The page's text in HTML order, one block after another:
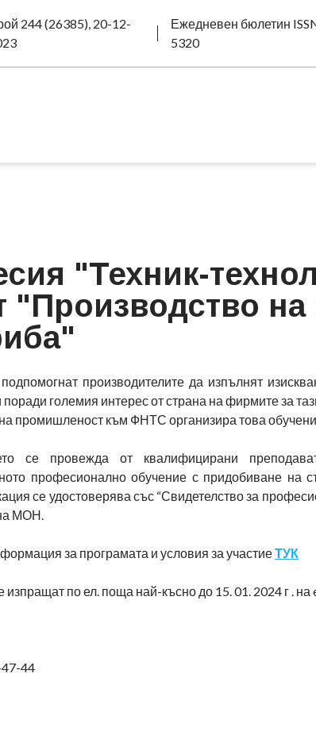
244 (26385), 20-12-
Ежедневен бюлетин
5320
"Техник-
на
производителите да изпълнят
поради големия интерес от страна на фирмите за
промишленост към ФНТС организира това
се провежда от квалифицирани
професионално обучение с придобиване на
се удостоверява със “Свидетелство за
МОН.
за програмата и условия за участиеТУК
по ел. поща най-късно до 15. 01. 2024 г . на
47-44